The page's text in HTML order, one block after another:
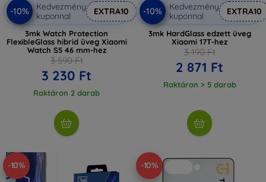
-10%
Kedvezmény
kuponnal
EXTRA10
3mk Watch Protection
FlexibleGlass hibrid üveg Xiaomi
Watch S5 46 mm-hez
3 590 Ft
3 230 Ft
Raktáron 2 darab
-10%
Kedvezmény
kuponnal
EXTRA10
3mk HardGlass edzett üveg
Xiaomi 17T-hez
3 190 Ft
2 871 Ft
Raktáron > 5 darab
-10% -10%